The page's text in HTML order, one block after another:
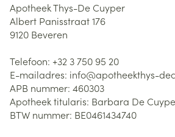
Apotheek Thys-De Cuyper
Albert Panisstraat 176
9120 Beveren
Telefoon: +32 3 750 95 20
E-mailadres: info@apotheekthys-
APB nummer: 460303
Apotheek titularis: Barbara De
BTW nummer: BE0461434740